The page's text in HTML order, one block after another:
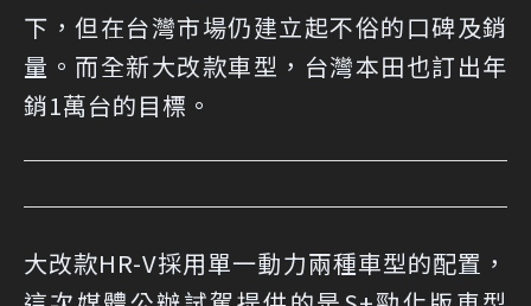
下，但在台灣市場仍建立起不俗的口碑及銷
量。而全新大改款車型，台灣本田也訂出年
銷1萬台的目標。
大改款HR-V採用單一動力兩種車型的配置，